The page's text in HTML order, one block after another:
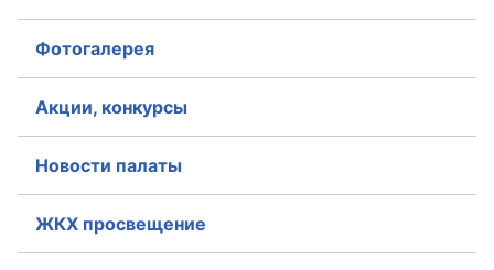
Фотогалерея
Акции, конкурсы
Новости палаты
ЖКХ просвещение